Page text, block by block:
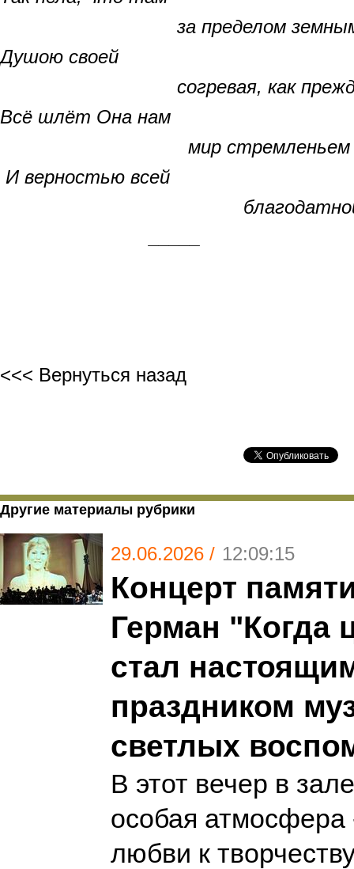
за пределом
Душою своей
согревая, как
Всё шлёт Она нам
мир стремленьем
И верностью всей
благодатной
<<< Вернуться назад
Другие материалы рубрики
29.06.2026 / 12:09:15
Концерт
Герман "Когда
стал
праздником
светлых
В этот вечер в
особая
любви к